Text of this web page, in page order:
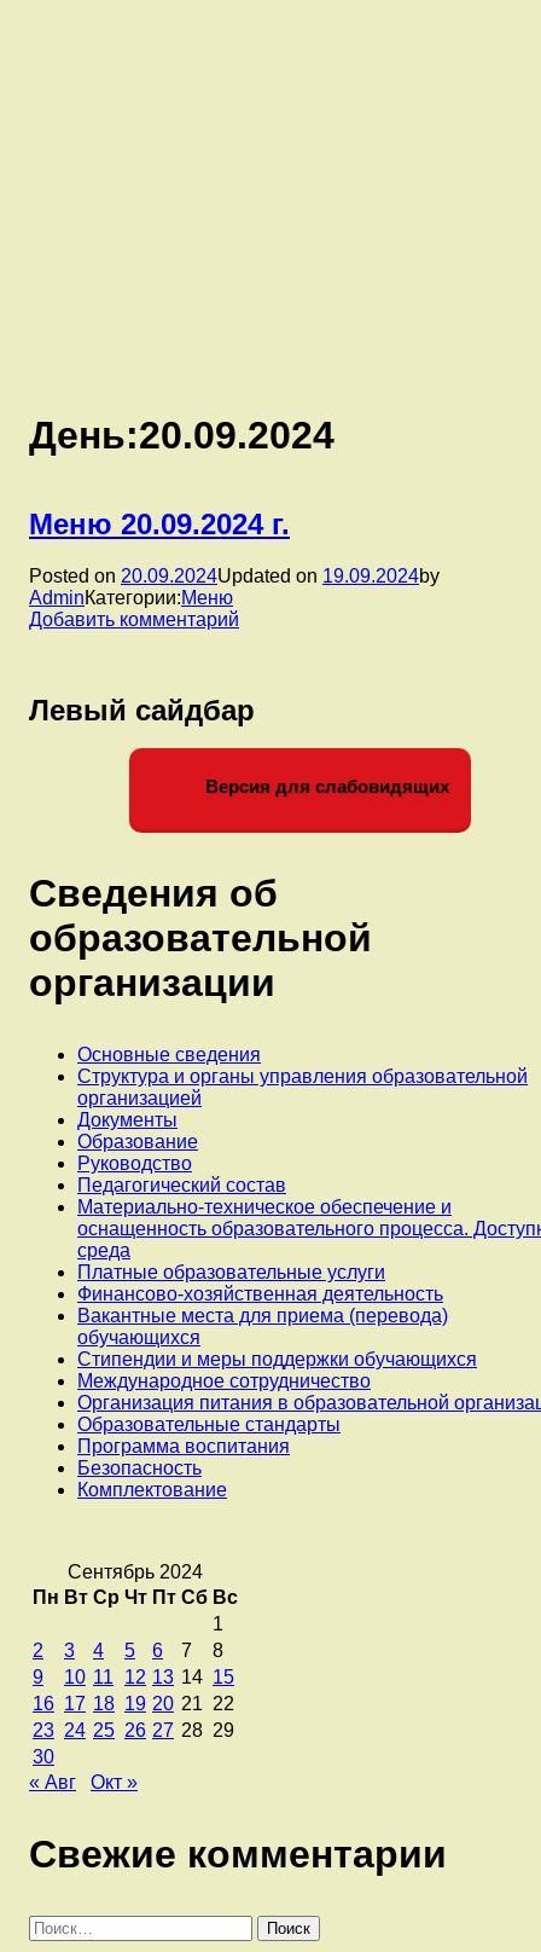
День:20.09.2024
Меню 20.09.2024 г.
Posted on 20.09.2024Updated on 19.09.2024by
AdminКатегории:Меню
Добавить комментарий
г.
Левый сайдбар
Версия для слабовидящих
Сведения об
образовательной
организации
Основные сведения
Структура и органы управления образовательной
организацией
Документы
Образование
Руководство
Педагогический состав
Материально-техническое обеспечение и
оснащенность образовательного процесса.
среда
Платные образовательные услуги
Финансово-хозяйственная деятельность
Вакантные места для приема (перевода)
обучающихся
Стипендии и меры поддержки обучающихся
Международное сотрудничество
Организация питания в образовательной
Образовательные стандарты
Программа воспитания
Безопасность
Комплектование
Сентябрь 2024
Пн Вт Ср Чт Пт Сб Вс
1
2
3 4 5 6 7
8
9
10 11 12 13 14 15
16 17 18 19 20 21 22
23 24 25 26 27 28 29
30
« Авг
Окт »
Свежие комментарии
Найти: